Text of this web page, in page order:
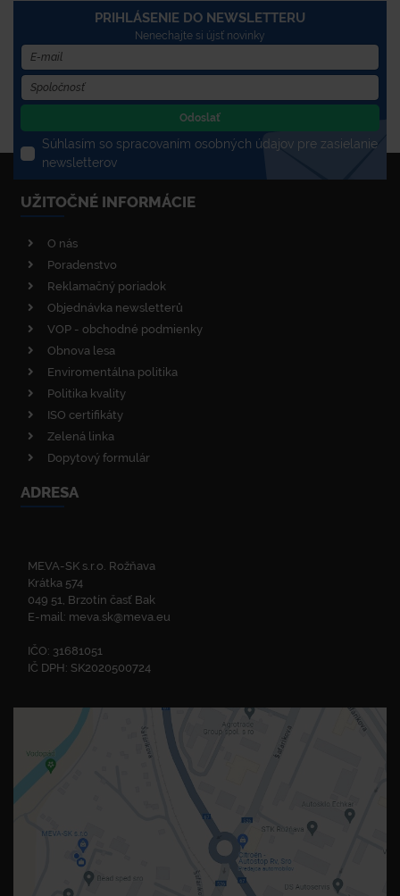
PRIHLÁSENIE DO NEWSLETTERU
Nenechajte si újsť novinky
Odoslať
Súhlasím so spracovaním osobných údajov pre zasielanie
newsletterov
UŽITOČNÉ INFORMÁCIE
O nás
Poradenstvo
Reklamačný poriadok
Objednávka newsletterů
VOP - obchodné podmienky
Obnova lesa
Enviromentálna politika
Politika kvality
ISO certifikáty
Zelená linka
Dopytový formulár
ADRESA
MEVA-SK s.r.o. Rožňava
Krátka 574
049 51, Brzotín časť Bak
E-mail: meva.sk@meva.eu
IČO: 31681051
IČ DPH: SK2020500724